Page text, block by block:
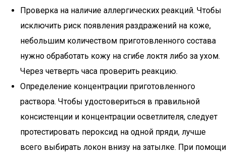
Проверка на наличие аллергических реакций. Чтобы
исключить риск появления раздражений на коже,
небольшим количеством приготовленного состава
нужно обработать кожу на сгибе локтя либо за ухом.
Через четверть часа проверить реакцию.
Определение концентрации приготовленного
раствора. Чтобы удостовериться в правильной
консистенции и концентрации осветлителя, следует
протестировать пероксид на одной пряди, лучше
всего выбирать локон внизу на затылке. При помощи